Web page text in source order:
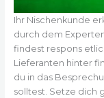
Ihr Nischenkunde
durch dem
findest respons
Lieferanten hinter
du in das
solltest. Setze dich